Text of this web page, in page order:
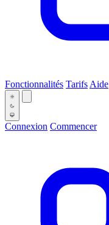
Fonctionnalités Tarifs Aide
Connexion Commencer